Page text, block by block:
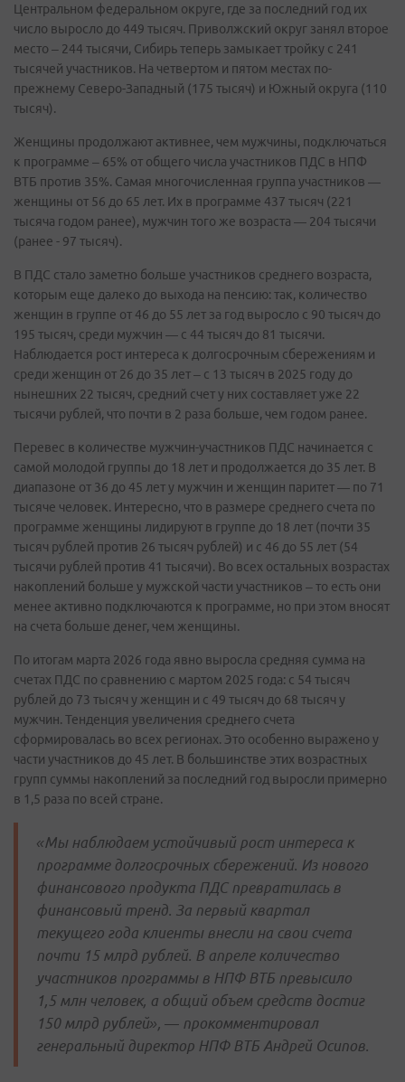
Центральном федеральном округе, где за последний год их
число выросло до 449 тысяч. Приволжский округ занял второе
место – 244 тысячи, Сибирь теперь замыкает тройку с 241
тысячей участников. На четвертом и пятом местах по-
прежнему Северо-Западный (175 тысяч) и Южный округа (110
тысяч).
Женщины продолжают активнее, чем мужчины, подключаться
к программе – 65% от общего числа участников ПДС в НПФ
ВТБ против 35%. Самая многочисленная группа участников —
женщины от 56 до 65 лет. Их в программе 437 тысяч (221
тысяча годом ранее), мужчин того же возраста — 204 тысячи
(ранее - 97 тысяч).
В ПДС стало заметно больше участников среднего возраста,
которым еще далеко до выхода на пенсию: так, количество
женщин в группе от 46 до 55 лет за год выросло с 90 тысяч до
195 тысяч, среди мужчин — с 44 тысяч до 81 тысячи.
Наблюдается рост интереса к долгосрочным сбережениям и
среди женщин от 26 до 35 лет – с 13 тысяч в 2025 году до
нынешних 22 тысяч, средний счет у них составляет уже 22
тысячи рублей, что почти в 2 раза больше, чем годом ранее.
Перевес в количестве мужчин-участников ПДС начинается с
самой молодой группы до 18 лет и продолжается до 35 лет. В
диапазоне от 36 до 45 лет у мужчин и женщин паритет — по 71
тысяче человек. Интересно, что в размере среднего счета по
программе женщины лидируют в группе до 18 лет (почти 35
тысяч рублей против 26 тысяч рублей) и с 46 до 55 лет (54
тысячи рублей против 41 тысячи). Во всех остальных возрастах
накоплений больше у мужской части участников – то есть они
менее активно подключаются к программе, но при этом вносят
на счета больше денег, чем женщины.
По итогам марта 2026 года явно выросла средняя сумма на
счетах ПДС по сравнению с мартом 2025 года: с 54 тысяч
рублей до 73 тысяч у женщин и с 49 тысяч до 68 тысяч у
мужчин. Тенденция увеличения среднего счета
сформировалась во всех регионах. Это особенно выражено у
части участников до 45 лет. В большинстве этих возрастных
групп суммы накоплений за последний год выросли примерно
в 1,5 раза по всей стране.
«Мы наблюдаем устойчивый рост интереса к
программе долгосрочных сбережений. Из нового
финансового продукта ПДС превратилась в
финансовый тренд. За первый квартал
текущего года клиенты внесли на свои счета
почти 15 млрд рублей. В апреле количество
участников программы в НПФ ВТБ превысило
1,5 млн человек, а общий объем средств достиг
150 млрд рублей», — прокомментировал
генеральный директор НПФ ВТБ Андрей Осипов.